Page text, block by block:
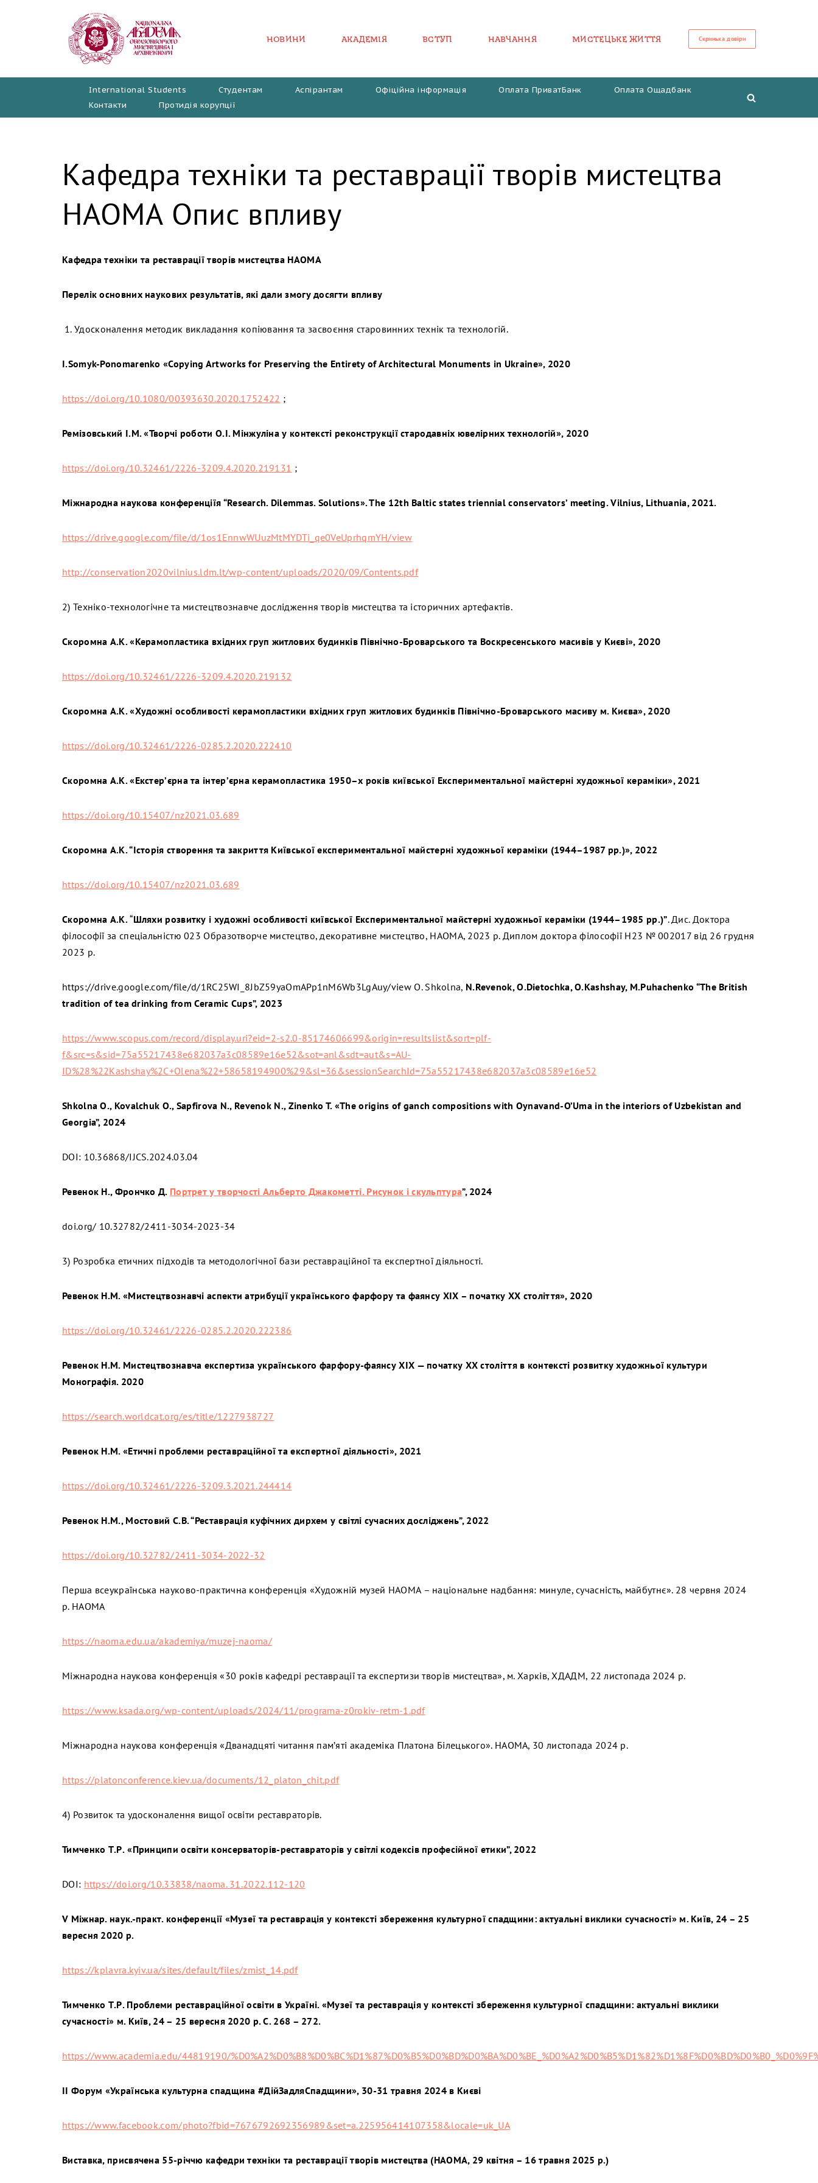
НОВИНИ АКАДЕМІЯ ВСТУП НАВЧАННЯ МИСТЕЦЬКЕ ЖИТТЯ Скринька довіри
International Students Студентам Аспірантам Офіційна інформація Оплата ПриватБанк
Оплата Ощадбанк
Контакти
Протидія корупції
Кафедра техніки та реставрації творів мистецтва
НАОМА Опис впливу
Кафедра техніки та реставрації творів мистецтва НАОМА
Перелік основних наукових результатів, які дали змогу досягти впливу
Удосконалення методик викладання копіювання та засвоєння старовинних технік та технологій.
I.Somyk-Ponomarenko «Copying Artworks for Preserving the Entirety of Architectural Monuments in Ukraine», 2020
https://doi.org/10.1080/00393630.2020.1752422 ;
Ремізовський І.М. «Творчі роботи О.І. Мінжуліна у контексті реконструкції стародавніх ювелірних технологій», 2020
https://doi.org/10.32461/2226-3209.4.2020.219131 ;
Міжнародна наукова конференціїя “Research. Dilemmas. Solutions». The 12th Baltic states triennial conservators’ meeting. Vilnius, Lithuania, 2021.
https://drive.google.com/file/d/1os1EnnwWUuzMtMYDTi_qe0VeUprhqmYH/view
http://conservation2020vilnius.ldm.lt/wp-content/uploads/2020/09/Contents.pdf
2) Техніко-технологічне та мистецтвознавче дослідження творів мистецтва та історичних артефактів.
Скоромна А.К. «Керамопластика вхідних груп житлових будинків Північно-Броварського та Воскресенського масивів у Києві», 2020
https://doi.org/10.32461/2226-3209.4.2020.219132
Скоромна А.К. «Художні особливості керамопластики вхідних груп житлових будинків Північно-Броварського масиву м. Києва», 2020
https://doi.org/10.32461/2226-0285.2.2020.222410
Скоромна А.К. «Екстер’єрна та інтер’єрна керамопластика 1950–х років київської Експериментальної майстерні художньої кераміки», 2021
https://doi.org/10.15407/nz2021.03.689
Скоромна А.К. “Історія створення та закриття Київської експериментальної майстерні художньої кераміки (1944–1987 рр.)», 2022
https://doi.org/10.15407/nz2021.03.689
Скоромна А.К.“Шляхи розвитку і художні особливості київської Експериментальної майстерні художньої кераміки (1944–1985 рр.)”. Дис. Доктора
філософії за спеціальністю 023 Образотворче мистецтво, декоративне мистецтво, НАОМА, 2023 р. Диплом доктора філософії Н23 № 002017 від 26 грудня
2023 р.
https://drive.google.com/file/d/1RC25WI_8JbZ59yaOmAPp1nM6Wb3LgAuy/view O. Shkolna, N.Revenok, O.Dietochka, O.Kashshay, M.Puhachenko “The British
tradition of tea drinking from Ceramic Cups”, 2023
https://www.scopus.com/record/display.uri?eid=2-s2.0-85174606699&origin=resultslist&sort=plf-
f&src=s&sid=75a55217438e682037a3c08589e16e52&sot=anl&sdt=aut&s=AU-
ID%28%22Kashshay%2C+Olena%22+58658194900%29&sl=36&sessionSearchId=75a55217438e682037a3c08589e16e52
Shkolna O., Kovalchuk O., Sapfirova N., Revenok N., Zinenko T. «The origins of ganch compositions with Oynavand-O’Uma in the interiors of Uzbekistan and
Georgia”, 2024
DOI: 10.36868/IJCS.2024.03.04
Ревенок Н., Фрончко Д. Портрет у творчості Альберто Джакометті. Рисунок і скульптура”, 2024
doi.org/ 10.32782/2411-3034-2023-34
3) Розробка етичних підходів та методологічної бази реставраційної та експертної діяльності.
Ревенок Н.М. «Мистецтвознавчі аспекти атрибуції українського фарфору та фаянсу ХІХ – початку ХХ століття», 2020
https://doi.org/10.32461/2226-0285.2.2020.222386
Ревенок Н.М. Мистецтвознавча експертиза українського фарфору-фаянсу ХІХ — початку ХХ століття в контексті розвитку художньої культури
Монографія. 2020
https://search.worldcat.org/es/title/1227938727
Ревенок Н.М. «Етичні проблеми реставраційної та експертної діяльності», 2021
https://doi.org/10.32461/2226-3209.3.2021.244414
Ревенок Н.М., Мостовий С.В. “Реставрація куфічних дирхем у світлі сучасних досліджень”, 2022
https://doi.org/10.32782/2411-3034-2022-32
Перша всеукраїнська науково-практична конференція «Художній музей НАОМА – національне надбання: минуле, сучасність, майбутнє». 28 червня 2024
р. НАОМА
https://naoma.edu.ua/akademiya/muzej-naoma/
Міжнародна наукова конференція «30 років кафедрі реставрації та експертизи творів мистецтва», м. Харків, ХДАДМ, 22 листопада 2024 р.
https://www.ksada.org/wp-content/uploads/2024/11/programa-z0rokiv-retm-1.pdf
Міжнародна наукова конференція «Дванадцяті читання пам’яті академіка Платона Білецького». НАОМА, 30 листопада 2024 р.
https://platonconference.kiev.ua/documents/12_platon_chit.pdf
4) Розвиток та удосконалення вищої освіти реставраторів.
Тимченко Т.Р. «Принципи освіти консерваторів-реставраторів у світлі кодексів професійної етики”, 2022
DOI: https://doi.org/10.33838/naoma. 31.2022.112-120
V Міжнар. наук.-практ. конференції «Музеї та реставрація у контексті збереження культурної спадщини: актуальні виклики сучасності» м. Київ, 24 – 25
вересня 2020 р.
https://kplavra.kyiv.ua/sites/default/files/zmist_14.pdf
Тимченко Т.Р. Проблеми реставраційної освіти в Україні. «Музеї та реставрація у контексті збереження культурної спадщини: актуальні виклики
сучасності» м. Київ, 24 – 25 вересня 2020 р. С. 268 – 272.
https://www.academia.edu/44819190/
ІІ Форум «Українська культурна спадщина #ДійЗадляСпадщини», 30-31 травня 2024 в Києві
https://www.facebook.com/photo?fbid=7676792692356989&set=a.225956414107358&locale=uk_UA
Виставка, присвячена 55-річчю кафедри техніки та реставрації творів мистецтва (НАОМА, 29 квітня – 16 травня 2025 р.)